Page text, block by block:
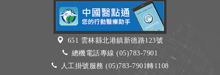
651 雲林縣北港鎮新德路123號
總機電話專線 (05)783-7901
人工掛號服務 (05)783-7901轉1108